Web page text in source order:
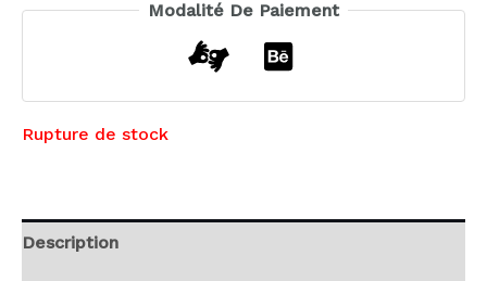
Modalité De Paiement
Rupture de stock
Description